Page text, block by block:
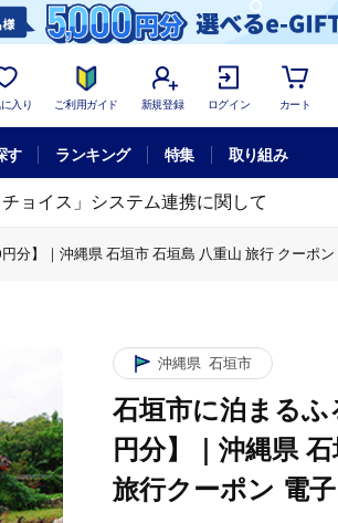
入り ご利用ガイド 新規登録 ログイン カート
す ランキング 特集 取り組み
チョイス」システム連携に関して
分】｜沖縄県 石垣市 石垣島 八重山 旅行 クーポ
沖縄県 石垣市
石垣市に泊まる
円分】｜沖縄県
旅行クーポン 電